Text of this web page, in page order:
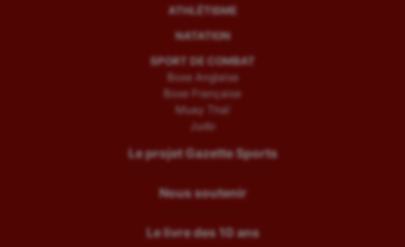
ATHLÉTISME
NATATION
SPORT DE COMBAT
Boxe Anglaise
Boxe Française
Muay Thaï
Judo
Le projet Gazette Sports
Nous soutenir
Le livre des 10 ans